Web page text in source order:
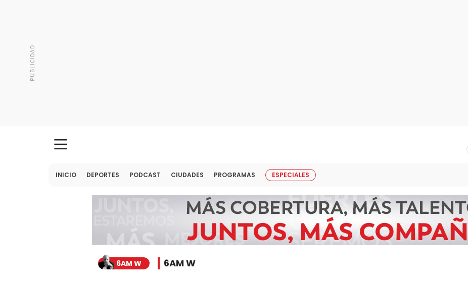
INICIO DEPORTES PODCAST CIUDADES PROGRAMAS ESPECIALES
6AM W 6AM W